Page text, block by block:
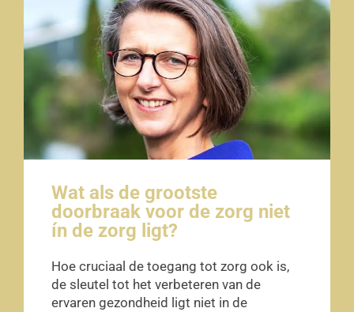
Wat als de grootste
doorbraak voor de zorg niet
ín de zorg ligt?
Hoe cruciaal de toegang tot zorg ook is,
de sleutel tot het verbeteren van de
ervaren gezondheid ligt niet in de